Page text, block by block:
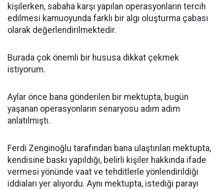
kişilerken, sabaha karşı yapılan operasyonların tercih
edilmesi kamuoyunda farklı bir algı oluşturma çabası
olarak değerlendirilmektedir.
Burada çok önemli bir hususa dikkat çekmek
istiyorum.
Aylar önce bana gönderilen bir mektupta, bugün
yaşanan operasyonların senaryosu adım adım
anlatılmıştı.
Ferdi Zenginoğlu tarafından bana ulaştırılan mektupta,
kendisine baskı yapıldığı, belirli kişiler hakkında ifade
vermesi yönünde vaat ve tehditlerle yönlendirildiği
iddiaları yer alıyordu. Aynı mektupta, istediği parayı